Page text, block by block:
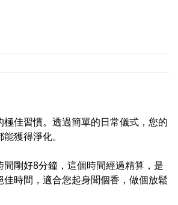
佳習慣。透過簡單的日常儀式，您的
獲得淨化。
剛好8分鐘，這個時間經過精算，是
時間，適合您起身聞個香，做個放鬆